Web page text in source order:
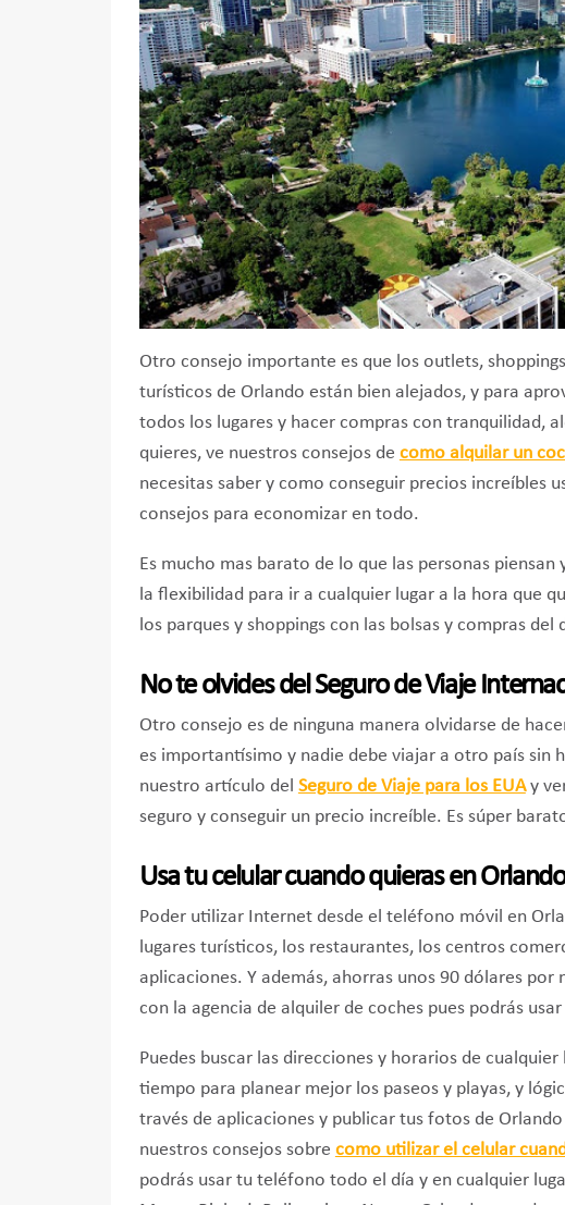
Otro consejo importante es que los outlets,
turísticos de Orlando están bien alejados, y para
todos los lugares y hacer compras con tranquilidad,
quieres, ve nuestros consejos de como alquilar un
necesitas saber y como conseguir precios increíbles
consejos para economizar en todo.
Es mucho mas barato de lo que las personas
la flexibilidad para ir a cualquier lugar a la hora que
los parques y shoppings con las bolsas y compras del
No te olvides del Seguro de Viaje
Otro consejo es de ninguna manera olvidarse de
es importantísimo y nadie debe viajar a otro país sin
nuestro artículo del Seguro de Viaje para los EUAy
seguro y conseguir un precio increíble. Es súper
Usa tu celular cuando quieras en Orlando
Poder utilizar Internet desde el teléfono móvil en
lugares turísticos, los restaurantes, los centros
aplicaciones. Y además, ahorras unos 90 dólares por
con la agencia de alquiler de coches pues podrás
Puedes buscar las direcciones y horarios de
tiempo para planear mejor los paseos y playas, y
través de aplicaciones y publicar tus fotos de
nuestros consejos sobre como utilizar el celular
podrás usar tu teléfono todo el día y en cualquier